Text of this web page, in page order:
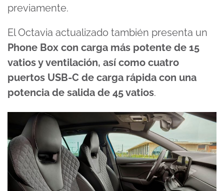
previamente.
El Octavia actualizado también presenta un
Phone Box con carga más potente de 15
vatios y ventilación, así como cuatro
puertos USB-C de carga rápida con una
potencia de salida de 45 vatios.